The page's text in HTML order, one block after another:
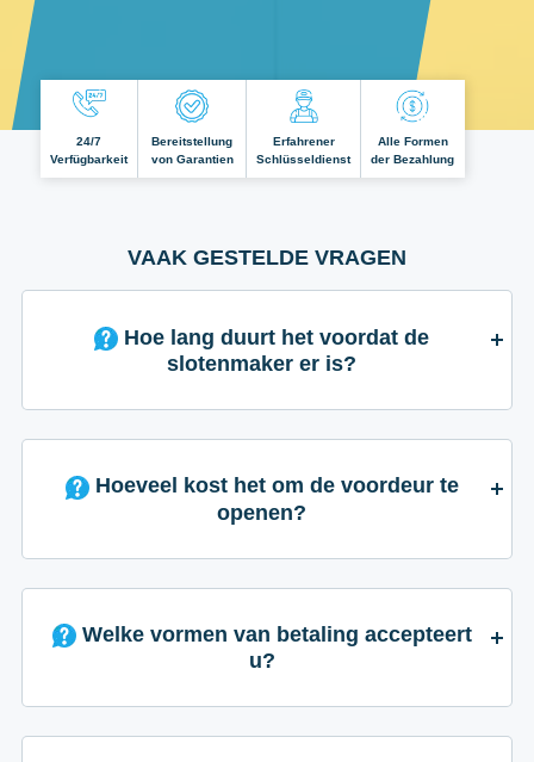
24/7
Verfügbarkeit
Bereitstellung
von Garantien
Erfahrener
Schlüsseldienst
Alle Formen
der Bezahlung
VAAK GESTELDE VRAGEN
slotenmaker er is?
Hoeveel kost het om de voordeur te
openen?
Welke vormen van betaling accepteert
u?